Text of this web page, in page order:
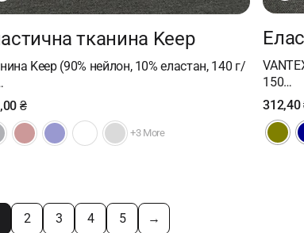
тканина Keep
Keep (90% нейлон, 10% еластан, 140 г/
₴
+3 More
150…
312,40
2 3 4 5 →